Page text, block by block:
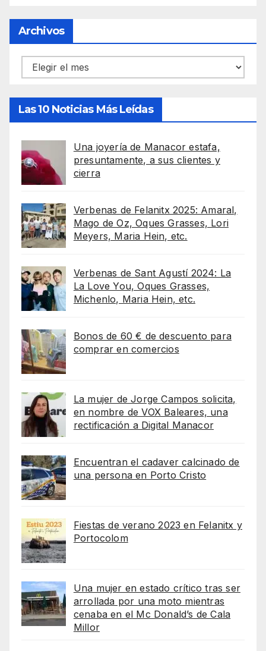
Archivos
Archivos
Las 10 Noticias Más Leídas
Una joyería de Manacor estafa,
presuntamente, a sus clientes y
cierra
Verbenas de Felanitx 2025: Amaral,
Mago de Oz, Oques Grasses, Lori
Meyers, Maria Hein, etc.
Verbenas de Sant Agustí 2024: La
La Love You, Oques Grasses,
Michenlo, Maria Hein, etc.
Bonos de 60 € de descuento para
comprar en comercios
La mujer de Jorge Campos solicita,
en nombre de VOX Baleares, una
rectificación a Digital Manacor
Encuentran el cadaver calcinado de
una persona en Porto Cristo
Fiestas de verano 2023 en Felanitx y
Portocolom
Una mujer en estado crítico tras ser
arrollada por una moto mientras
cenaba en el Mc Donald’s de Cala
Millor